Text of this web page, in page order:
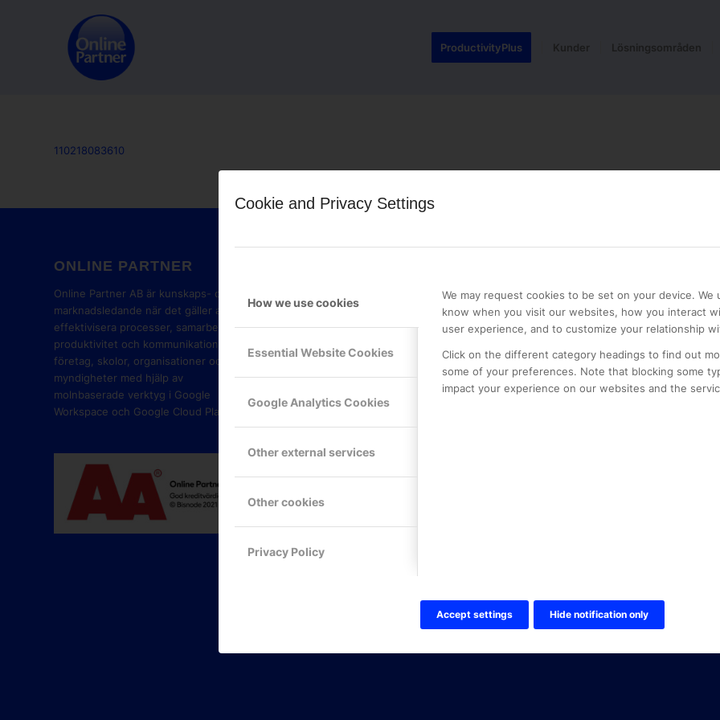
Cookie and Privacy Settings
How we use cookies
Essential Website Cookies
Google Analytics Cookies
Other external services
Other cookies
Privacy Policy
We may request cookies to be set on your device. We
know when you visit our websites, how you interact
user experience, and to customize your relationship
Click on the different category headings to find out
some of your preferences. Note that blocking some
impact your experience on our websites and the
Accept settings Hide notification only
ProductivityPlus Kunder Lösningsområden
110218083610
ONLINE PARTNER
Online Partner AB är kunskaps- och
marknadsledande när det gäller att
effektivisera processer, samarbete,
produktivitet och kommunikation i
företag, skolor, organisationer och
myndigheter med hjälp av
molnbaserade verktyg i Google
Workspace och Google Cloud Platform.
ONLINE PARTNER AB
Mejerivägen 3
117 61 Stockholm
Tel: 08-42 00 04 00
Hitta hit